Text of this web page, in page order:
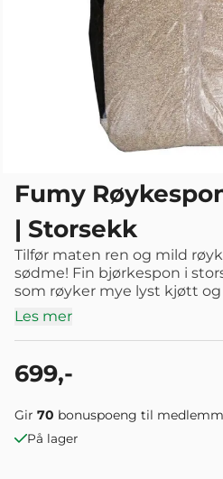
Fumy
| Storsekk
Tilfør maten ren og mild
sødme! Fin bjørkespon i
som røyker mye lyst kjøtt og
Les mer
699,-
Gir 70 bonuspoeng til
På lager